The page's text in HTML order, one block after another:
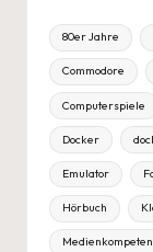
80er Jahre
Commodore
Computerspiele
Docker
Emulator
Hörbuch